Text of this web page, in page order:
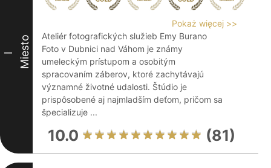
I Miesto
Pokaż więcej >>
Ateliér fotografických služieb Emy Burano
Foto v Dubnici nad Váhom je známy
umeleckým prístupom a osobitým
spracovaním záberov, ktoré zachytávajú
významné životné udalosti. Štúdio je
prispôsobené aj najmladším deťom, pričom sa
špecializuje ...
10.0 (81)